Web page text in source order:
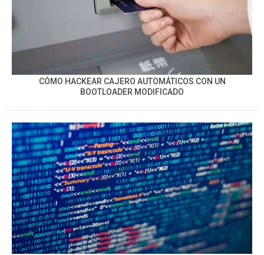
CÓMO HACKEAR CAJERO AUTOMÁTICOS CON UN
BOOTLOADER MODIFICADO